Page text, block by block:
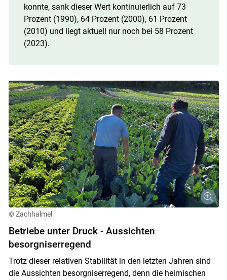
konnte, sank dieser Wert kontinuierlich auf 73
Prozent (1990), 64 Prozent (2000), 61 Prozent
(2010) und liegt aktuell nur noch bei 58 Prozent
(2023).
© Zachhalmel
Betriebe unter Druck - Aussichten
besorgniserregend
Trotz dieser relativen Stabilität in den letzten Jahren sind
die Aussichten besorgniserregend, denn die heimischen